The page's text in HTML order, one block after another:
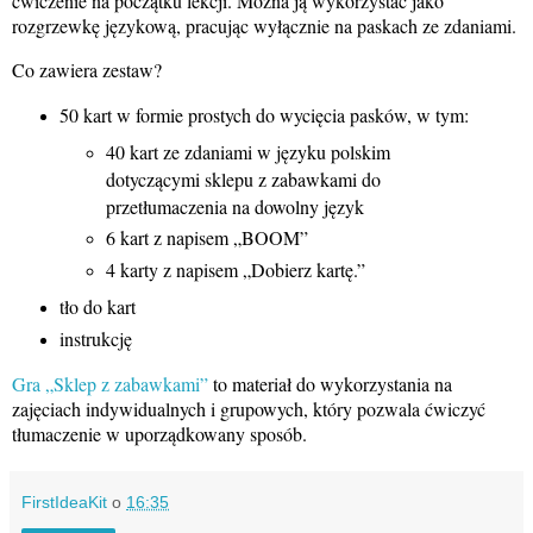
rozgrzewkę językową, pracując wyłącznie na paskach ze zdaniami.
Co zawiera zestaw?
50 kart w formie prostych do wycięcia pasków, w tym:
40 kart ze zdaniami w języku polskim
dotyczącymi sklepu z zabawkami do
przetłumaczenia na dowolny język
6 kart z napisem „BOOM”
4 karty z napisem „Dobierz kartę.”
tło do kart
instrukcję
Gra „Sklep z zabawkami”to materiał do wykorzystania na
zajęciach indywidualnych i grupowych, który pozwala ćwiczyć
tłumaczenie w uporządkowany sposób.
FirstIdeaKit o 16:35